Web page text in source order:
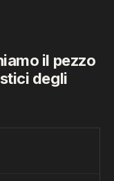
il pezzo
degli